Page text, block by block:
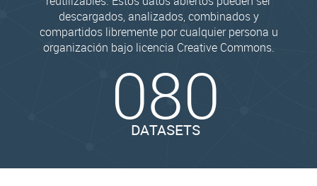
descargados, analizados, combinados y
compartidos libremente por cualquier persona u
organización bajo licencia Creative Commons.
080
DATASETS